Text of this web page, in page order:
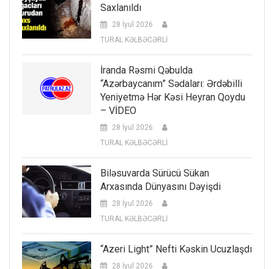
Saxlanıldı
28 İyul 2026
TURAL KƏLBƏCƏRLİ
İranda Rəsmi Qəbulda
“Azərbaycanım” Sədaları: Ərdəbilli
Yeniyetmə Hər Kəsi Heyran Qoydu
– VİDEO
28 İyul 2026
TURAL KƏLBƏCƏRLİ
Biləsuvarda Sürücü Sükan
Arxasında Dünyasını Dəyişdi
28 İyul 2026
TURAL KƏLBƏCƏRLİ
“Azeri Light” Nefti Kəskin Ucuzlaşdı
28 İyul 2026